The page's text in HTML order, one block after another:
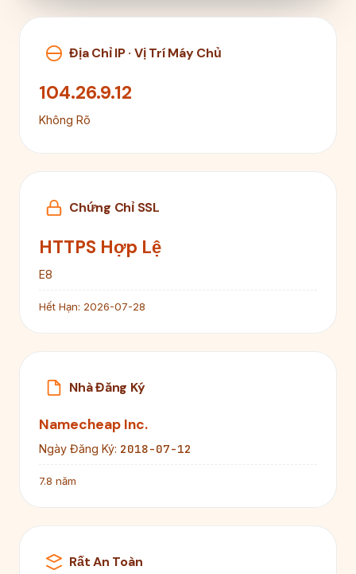
Địa Chỉ IP · Vị Trí Máy Chủ
104.26.9.12
Không Rõ
Chứng Chỉ SSL
HTTPS Hợp Lệ
E8
Hết Hạn: 2026-07-28
Nhà Đăng Ký
Namecheap Inc.
Ngày Đăng Ký: 2018-07-12
7.8 năm
Rất An Toàn